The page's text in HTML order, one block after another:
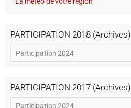
PARTICIPATION 2018 (Archives)
PARTICIPATION 2017 (Archives)